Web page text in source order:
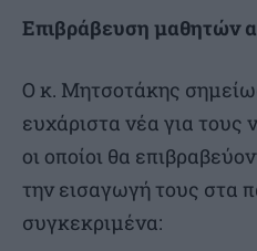
Επιβράβευση μαθητών
Ο κ. Μητσοτάκης
ευχάριστα νέα για τους
οι οποίοι θα
την εισαγωγή τους στα
συγκεκριμένα: